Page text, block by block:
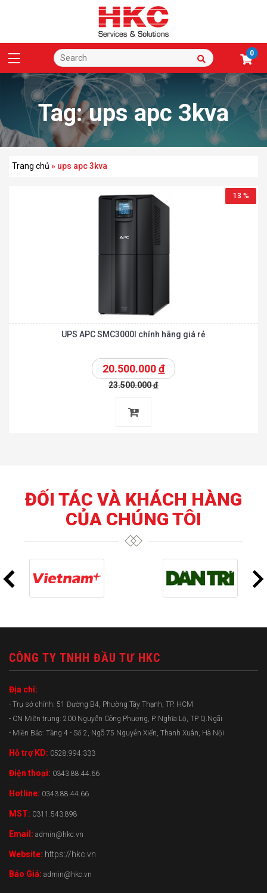
0
Tag:ups apc 3kva
Trang chủ » ups apc 3kva
13 %
UPS APC SMC3000I chính hãng giá rẻ
20.500.000đ
23.500.000đ
ĐỐI TÁC VÀ KHÁCH HÀNG
CỦA CHÚNG TÔI
CÔNG TY TNHH ĐẦU TƯ HKC
Địa chỉ:
- Trụ sở chính: 51 Đường B4, Phường Tây Thạnh, TP. HCM
- CN Miền trung: 200 Nguyễn Công Phương, P. Nghĩa Lộ, TP Q.Ngãi
- Miền Bắc: Tầng 4 - Số 2, Ngõ 75 Nguyễn Xiển, Thanh Xuân, Hà Nội
Hỗ trợ KD: 0528.994.333
Điện thoại: 0343.88.44.66
Hotline: 0343.88.44.66
MST: 0311.543.898
Email: admin@hkc.vn
Website: https://hkc.vn
Báo Giá: admin@hkc.vn